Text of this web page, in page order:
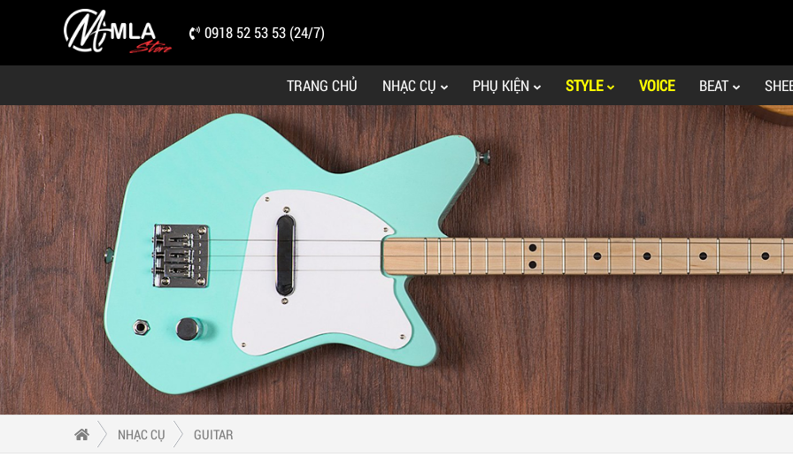
0918 52 53 53 (24/7)
TRANG CHỦ NHẠC CỤ PHỤ KIỆN STYLE VOICE BEAT
NHẠC CỤ GUITAR